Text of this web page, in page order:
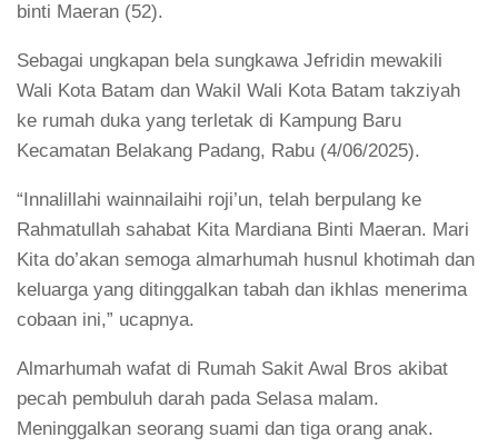
binti Maeran (52).
Sebagai ungkapan bela sungkawa Jefridin mewakili
Wali Kota Batam dan Wakil Wali Kota Batam takziyah
ke rumah duka yang terletak di Kampung Baru
Kecamatan Belakang Padang, Rabu (4/06/2025).
“Innalillahi wainnailaihi roji’un, telah berpulang ke
Rahmatullah sahabat Kita Mardiana Binti Maeran. Mari
Kita do’akan semoga almarhumah husnul khotimah dan
keluarga yang ditinggalkan tabah dan ikhlas menerima
cobaan ini,” ucapnya.
Almarhumah wafat di Rumah Sakit Awal Bros akibat
pecah pembuluh darah pada Selasa malam.
Meninggalkan seorang suami dan tiga orang anak.